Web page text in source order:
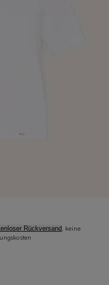
Rückversand, keine